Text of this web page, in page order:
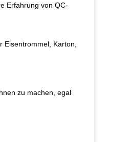
Erfahrung von QC-
Karton,
zu machen, egal